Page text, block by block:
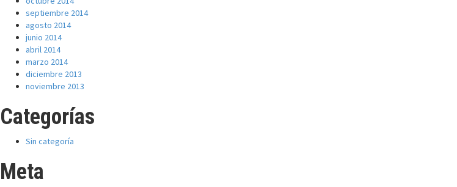
septiembre 2014
agosto 2014
junio 2014
abril 2014
marzo 2014
diciembre 2013
noviembre 2013
Categorías
Sin categoría
Meta